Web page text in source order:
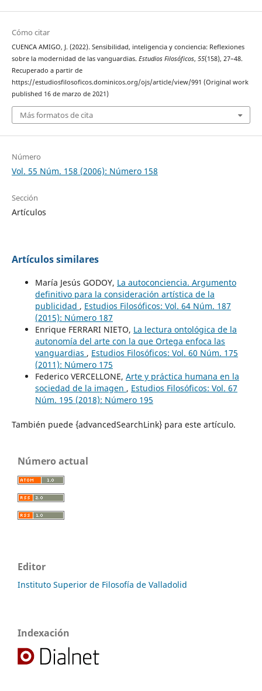
Cómo citar
CUENCA AMIGO, J. (2022). Sensibilidad, inteligencia y conciencia: Reflexiones
sobre la modernidad de las vanguardias. Estudios Filosóficos, 55(158), 27–48.
Recuperado a partir de
https://estudiosfilosoficos.dominicos.org/ojs/article/view/991 (Original work
published 16 de marzo de 2021)
Más formatos de cita
Número
Vol. 55 Núm. 158 (2006): Número 158
Sección
Artículos
Artículos similares
María Jesús GODOY, La autoconciencia. Argumento
definitivo para la consideración artística de la
publicidad , Estudios Filosóficos: Vol. 64 Núm. 187
(2015): Número 187
Enrique FERRARI NIETO, La lectura ontológica de la
autonomía del arte con la que Ortega enfoca las
vanguardias , Estudios Filosóficos: Vol. 60 Núm. 175
(2011): Número 175
Federico VERCELLONE, Arte y práctica humana en la
sociedad de la imagen , Estudios Filosóficos: Vol. 67
Núm. 195 (2018): Número 195
También puede {advancedSearchLink} para este artículo.
Número actual
Editor
Instituto Superior de Filosofía de Valladolid
Indexación